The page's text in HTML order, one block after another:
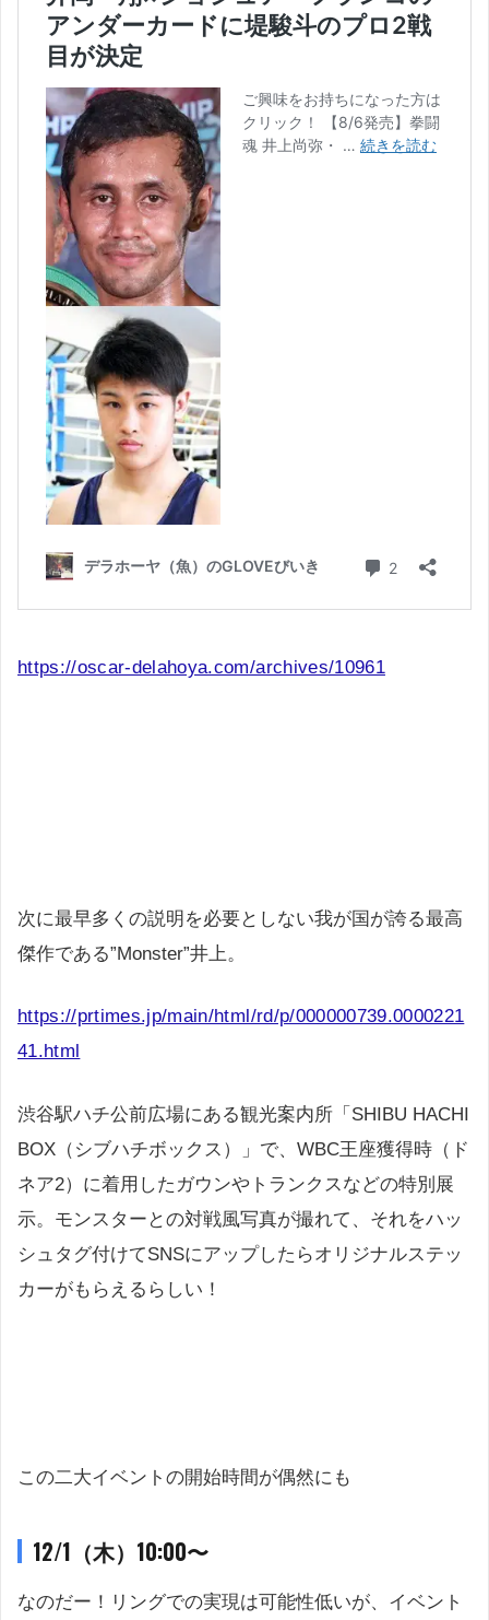
https://oscar-delahoya.com/archives/10961
次に最早多くの説明を必要としない我が国が誇る最高
傑作である”Monster”井上。
https://prtimes.jp/main/html/rd/p/000000739.0000221
41.html
渋谷駅ハチ公前広場にある観光案内所「SHIBU HACHI
BOX（シブハチボックス）」で、WBC王座獲得時（ド
ネア2）に着用したガウンやトランクスなどの特別展
示。モンスターとの対戦風写真が撮れて、それをハッ
シュタグ付けてSNSにアップしたらオリジナルステッ
カーがもらえるらしい！
この二大イベントの開始時間が偶然にも
12/1（木）10:00〜
なのだー！リングでの実現は可能性低いが、イベント